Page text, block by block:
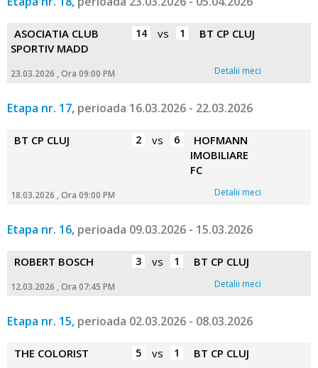
ASOCIATIA CLUB
SPORTIV MADD
14 vs 1 BT CP CLUJ
23.03.2026 , Ora 09:00 PM Detalii meci
Etapa nr. 17, perioada 16.03.2026 - 22.03.2026
BT CP CLUJ 2 vs 6
HOFMANN
IMOBILIARE
FC
18.03.2026 , Ora 09:00 PM Detalii meci
Etapa nr. 16, perioada 09.03.2026 - 15.03.2026
ROBERT BOSCH 3 vs 1 BT CP CLUJ
12.03.2026 , Ora 07:45 PM Detalii meci
Etapa nr. 15, perioada 02.03.2026 - 08.03.2026
THE COLORIST 5 vs 1 BT CP CLUJ